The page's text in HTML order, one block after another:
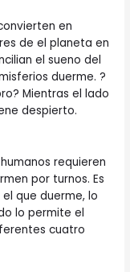
en
de el planeta en
el sueno del
duerme. ?
Mientras el lado
despierto.
requieren
por turnos. Es
que duerme, lo
lo permite el
cuatro